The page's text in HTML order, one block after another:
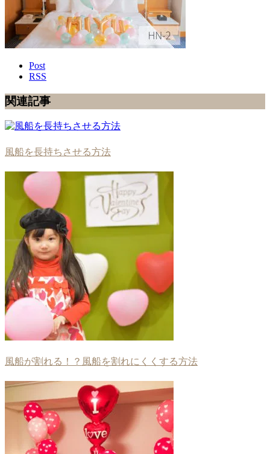
Post
RSS
関連記事
風船を長持ちさせる方法
風船が割れる！？風船を割れにくくする方法